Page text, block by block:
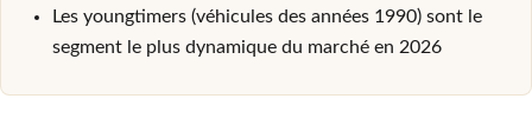
Les youngtimers (véhicules des années 1990) sont le
segment le plus dynamique du marché en 2026